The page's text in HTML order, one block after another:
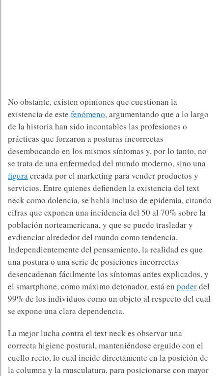
No obstante, existen opiniones que cuestionan la
existencia de este fenómeno, argumentando que a lo largo
de la historia han sido incontables las profesiones o
prácticas que forzaron a posturas incorrectas
desembocando en los mismos síntomas y, por lo tanto, no
se trata de una enfermedad del mundo moderno, sino una
figuracreada por el marketing para vender productos y
servicios. Entre quienes defienden la existencia del text
neck como dolencia, se habla incluso de epidemia, citando
cifras que exponen una incidencia del 50 al 70% sobre la
población norteamericana, y que se puede trasladar y
evdienciar alrededor del mundo como tendencia.
Independientemente del pensamiento, la realidad es que
una postura o una serie de posiciones incorrectas
desencadenan fácilmente los síntomas antes explicados, y
el smartphone, como máximo detonador, está en poderdel
99% de los individuos como un objeto al respecto del cual
se expone una clara dependencia.
La mejor lucha contra el text neck es observar una
correcta higiene postural, manteniéndose erguido con el
cuello recto, lo cual incide directamente en la posición de
la columna y la musculatura, para posicionarse con mayor